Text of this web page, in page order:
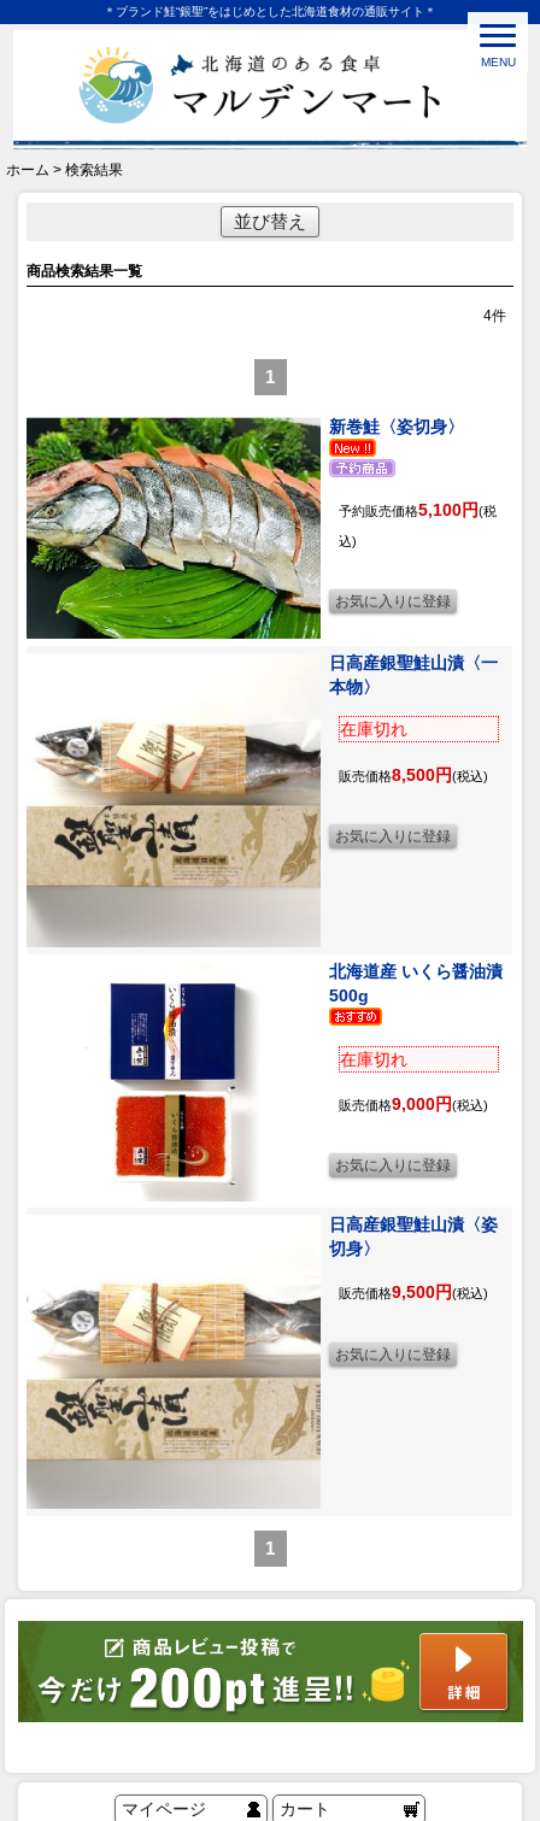
＊ブランド鮭“銀聖”をはじめとした北海道食材の通販サイト＊
MENU
ホーム > 検索結果
並び替え
商品検索結果一覧
4件
1
新巻鮭〈姿切身〉
予約販売価格5,100円(税
込)
日高産銀聖鮭山漬〈一
本物〉
在庫切れ
販売価格8,500円(税込)
北海道産 いくら醤油漬
500g
在庫切れ
販売価格9,000円(税込)
日高産銀聖鮭山漬〈姿
切身〉
販売価格9,500円(税込)
1
マイページ カート